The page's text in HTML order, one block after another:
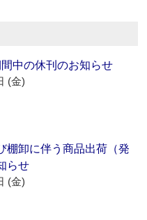
中の休刊のお知らせ
(金)
棚卸に伴う商品出荷（発
らせ
(金)